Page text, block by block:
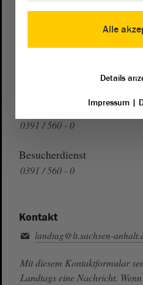
Auf Google Maps
Telefon und Fax
0391 / 560 -
Presse- und
0391 / 560 - 0
Besucherdienst
0391 / 560 - 0
Kontakt
landtag@lt.sachsen-
Mit diesem Kontaktformular
Landtags eine Nachricht.
Alle
Details
Impressum|